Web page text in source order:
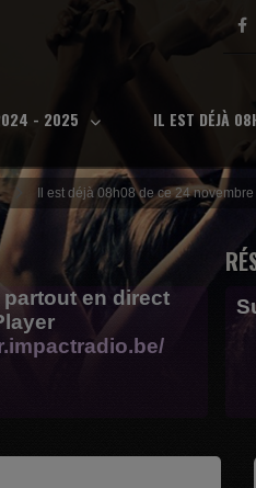
- 2025 IL EST DÉJÀ
Il est déjà 08h08 de ce 24
en direct